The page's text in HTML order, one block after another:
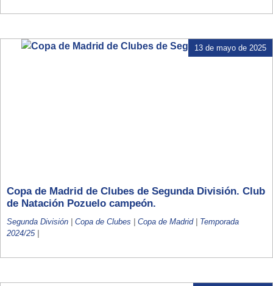
13 de mayo de 2025
Copa de Madrid de Clubes de Segunda División. Club
de Natación Pozuelo campeón.
Segunda División | Copa de Clubes | Copa de Madrid| Temporada
2024/25|